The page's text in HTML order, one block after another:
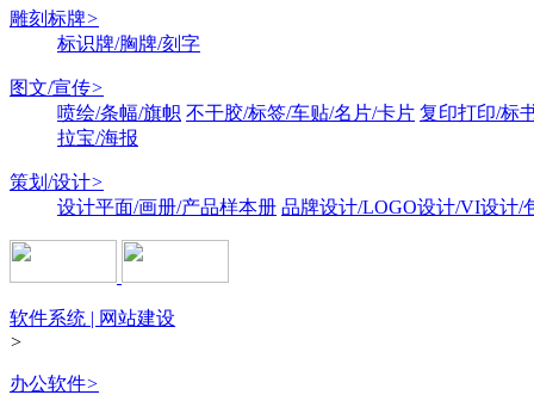
雕刻标牌>
标识牌/胸牌/刻字
图文/宣传>
喷绘/条幅/旗帜 不干胶/标签/车贴/名片/卡片 复印打印/标
拉宝/海报
策划/设计>
设计平面/画册/产品样本册 品牌设计/LOGO设计/VI设计/
软件系统 | 网站建设
>
办公软件>